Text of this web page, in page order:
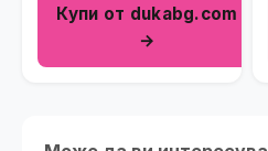
Купи от dukabg.com
→